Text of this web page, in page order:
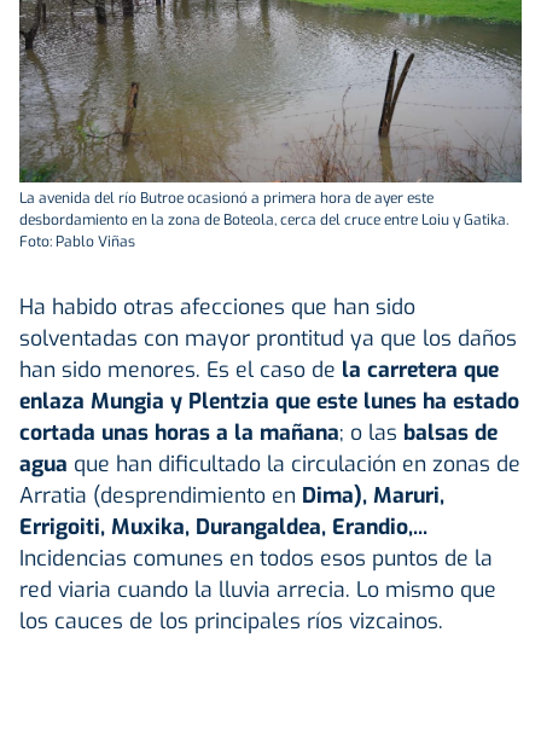
La avenida del río Butroe ocasionó a primera hora de ayer este
desbordamiento en la zona de Boteola, cerca del cruce entre Loiu y Gatika.
Foto: Pablo Viñas
Ha habido otras afecciones que han sido
solventadas con mayor prontitud ya que los daños
han sido menores. Es el caso de la carretera que
enlaza Mungia y Plentzia que este lunes ha estado
cortada unas horas a la mañana; o las balsas de
agua que han dificultado la circulación en zonas de
Arratia (desprendimiento en Dima), Maruri,
Errigoiti, Muxika, Durangaldea, Erandio,...
Incidencias comunes en todos esos puntos de la
red viaria cuando la lluvia arrecia. Lo mismo que
los cauces de los principales ríos vizcainos.